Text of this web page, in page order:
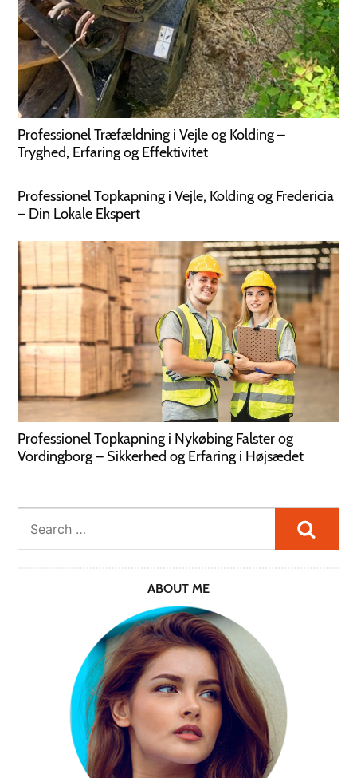
Professionel Træfældning i Vejle og Kolding –
Tryghed, Erfaring og Effektivitet
Professionel Topkapning i Vejle, Kolding og Fredericia
– Din Lokale Ekspert
Professionel Topkapning i Nykøbing Falster og
Vordingborg – Sikkerhed og Erfaring i Højsædet
ABOUT ME